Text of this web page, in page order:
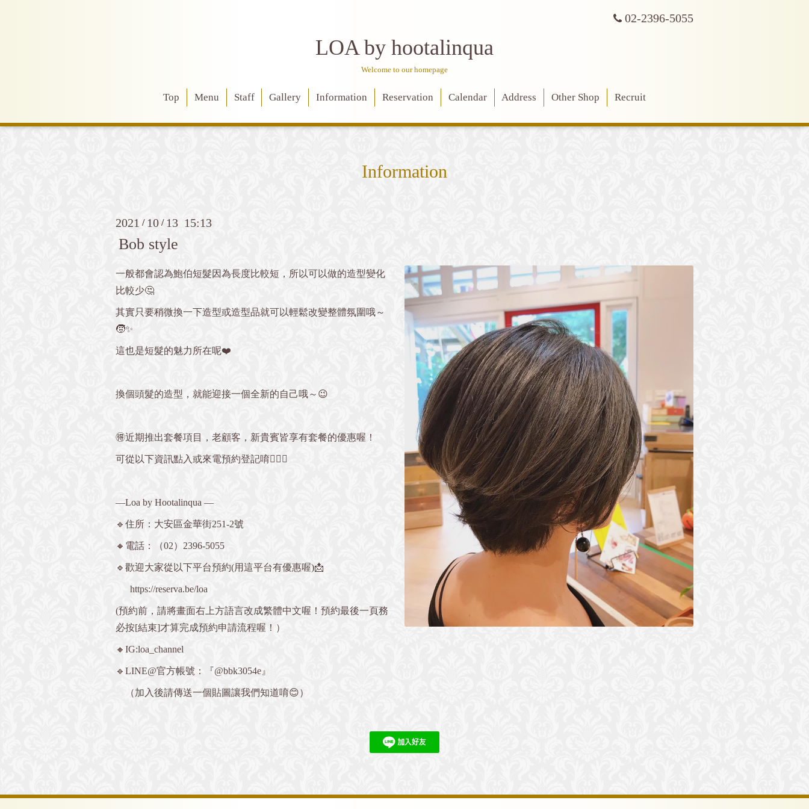
02-2396-5055
LOA by hootalinqua
Welcome to our homepage
Top Menu Staff Gallery Information Reservation Calendar Address Other Shop Recruit
Information
2021 / 10 / 13 15:13
Bob style
一般都會認為鮑伯短髮因為長度比較短，所以可以做的造型變化
比較少🤔
其實只要稍微換一下造型或造型品就可以輕鬆改變整體氛圍哦～
🧒✨
這也是短髮的魅力所在呢❤️
換個頭髮的造型，就能迎接一個全新的自己哦～😉
🉐近期推出套餐項目，老顧客，新貴賓皆享有套餐的優惠喔！
可從以下資訊點入或來電預約登記唷💁🏻‍♀️
—Loa by Hootalinqua —
🔹住所：大安區金華街251-2號
🔸電話：（02）2396-5055
🔹歡迎大家從以下平台預約(用這平台有優惠喔)📩
https://reserva.be/loa
(預約前，請將畫面右上方語言改成繁體中文喔！預約最後一頁務
必按[結束]才算完成預約申請流程喔！）
🔸IG:loa_channel
🔹LINE@官方帳號：『@bbk3054e』
（加入後請傳送一個貼圖讓我們知道唷😊）